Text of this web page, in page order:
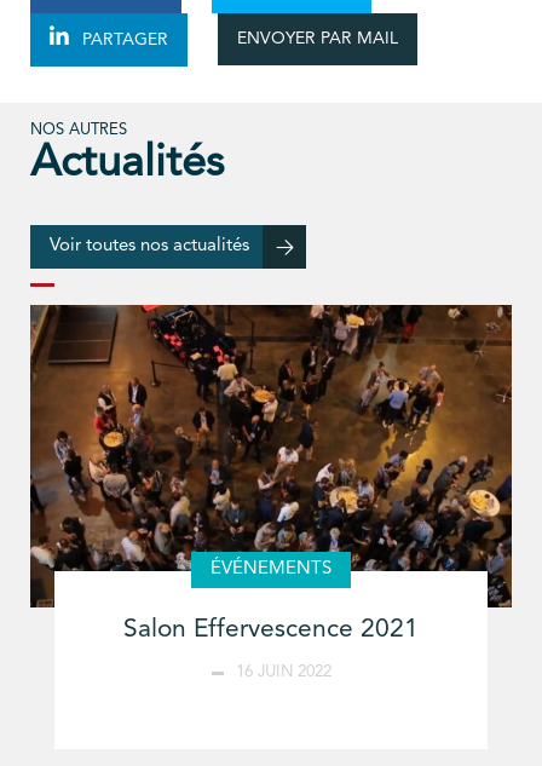
PARTAGER ENVOYER PAR MAIL
NOS AUTRES
Actualités
Voir toutes nos actualités
ÉVÉNEMENTS
Salon Effervescence 2021
16 JUIN 2022